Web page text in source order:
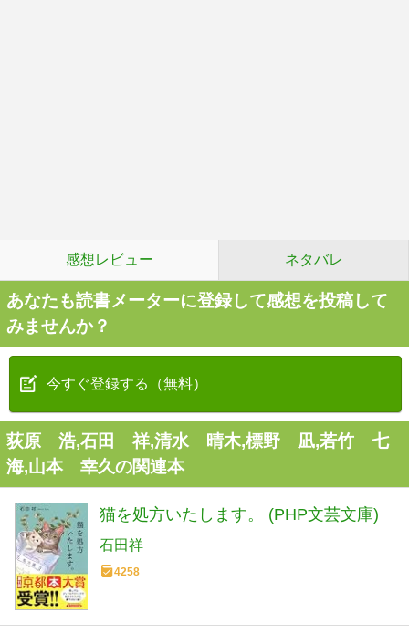
感想レビュー ネタバレ
あなたも読書メーターに登録して感想を投稿して
みませんか？
今すぐ登録する（無料）
荻原 浩,石田 祥,清水 晴木,標野 凪,若竹 七
海,山本 幸久の関連本
猫を処方いたします。 (PHP文芸文庫)
石田祥
4258